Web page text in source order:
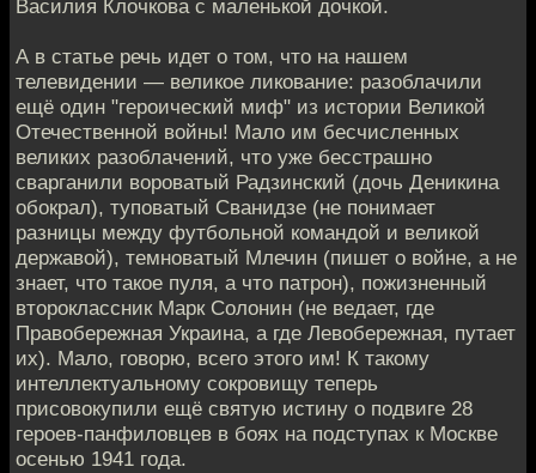
Василия Клочкова с маленькой дочкой.
А в статье речь идет о том, что на нашем
телевидении — великое ликование: разоблачили
ещё один "героический миф" из истории Великой
Отечественной войны! Мало им бесчисленных
великих разоблачений, что уже бесстрашно
сварганили вороватый Радзинский (дочь Деникина
обокрал), туповатый Сванидзе (не понимает
разницы между футбольной командой и великой
державой), темноватый Млечин (пишет о войне, а не
знает, что такое пуля, а что патрон), пожизненный
второклассник Марк Солонин (не ведает, где
Правобережная Украина, а где Левобережная, путает
их). Мало, говорю, всего этого им! К такому
интеллектуальному сокровищу теперь
присовокупили ещё святую истину о подвиге 28
героев-панфиловцев в боях на подступах к Москве
осенью 1941 года.